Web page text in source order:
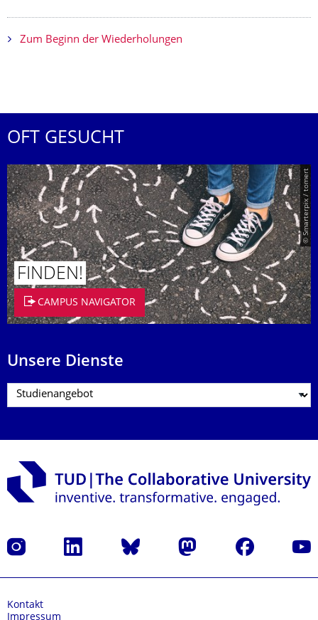
Zum Beginn der Wiederholungen
OFT GESUCHT
© Smarterpix / tomert
FINDEN!
CAMPUS NAVIGATOR
Unsere Dienste
Instagram LinkedIn Bluesky Mastodon Facebook
Kontakt
Impressum